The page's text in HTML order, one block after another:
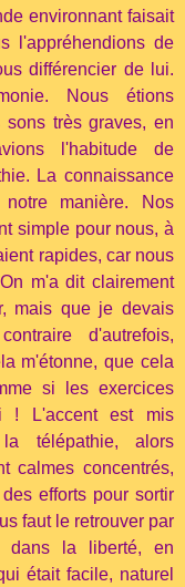
environnant faisait
l'appréhendions de
différencier de lui.
Nous étions
très graves, en
l'habitude de
La connaissance
manière. Nos
simple pour nous, à
rapides, car nous
m'a dit clairement
mais que je devais
d'autrefois,
m'étonne, que cela
si les exercices
! L'accent est mis
télépathie, alors
calmes concentrés,
efforts pour sortir
faut le retrouver par
dans la liberté, en
était facile, naturel